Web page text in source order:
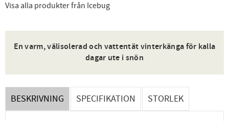
Visa alla produkter från Icebug
En varm, välisolerad och vattentät vinterkänga för kalla
dagar ute i snön
BESKRIVNING SPECIFIKATION STORLEK